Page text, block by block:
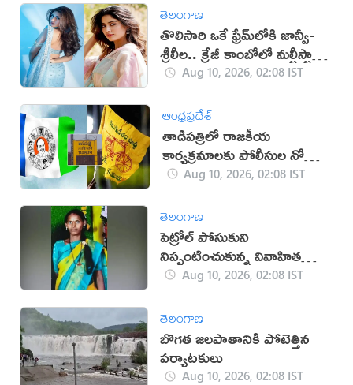
తెలంగాణ
తొలిసారి ఒకే ఫ్రేమ్‌లోకి జాన్వీ-
శ్రీలీల.. క్రేజీ కాంబోలో మల్టీస్టారర్
సినిమా?
Aug 10, 2026, 02:08 IST
ఆంధ్రప్రదేశ్
తాడిపత్రిలో రాజకీయ
కార్యక్రమాలకు పోలీసుల నో
ఎంట్రీAug 10, 2026, 02:08 IST
తెలంగాణ
పెట్రోల్ పోసుకుని
నిప్పంటించుకున్న వివాహిత
మృతిAug 10, 2026, 02:08 IST
తెలంగాణ
బొగత జలపాతానికి పోటెత్తిన
పర్యాటకులు
Aug 10, 2026, 02:08 IST